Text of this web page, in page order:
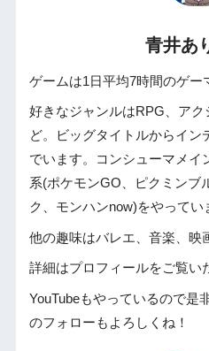
青井あ
ゲームは1日平均7時間のゲー
好きなジャンルはRPG、ア
ど。ビッグタイトルからイン
でいます。コンシューマメイ
系(ポケモンGO、ピクミンブ
ク、モンハンnow)をやってい
他の趣味はバレエ、音楽、映
詳細はプロフィールをご覧い
YouTubeもやっているので是
のフォローもよろしくね！